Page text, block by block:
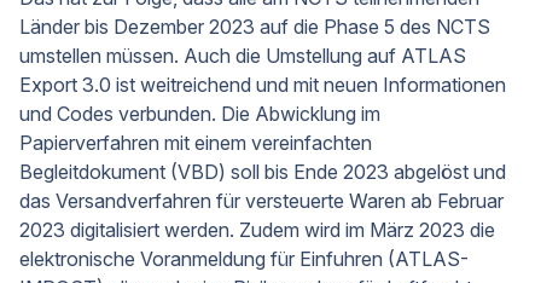
Länder bis Dezember 2023 auf die Phase 5 des NCTS
umstellen müssen. Auch die Umstellung auf ATLAS
Export 3.0 ist weitreichend und mit neuen Informationen
und Codes verbunden. Die Abwicklung im
Papierverfahren mit einem vereinfachten
Begleitdokument (VBD) soll bis Ende 2023 abgelöst und
das Versandverfahren für versteuerte Waren ab Februar
2023 digitalisiert werden. Zudem wird im März 2023 die
elektronische Voranmeldung für Einfuhren (ATLAS-